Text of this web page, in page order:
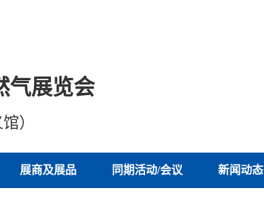
气展览会
）
展商及展品 同期活动/会议 新闻动态